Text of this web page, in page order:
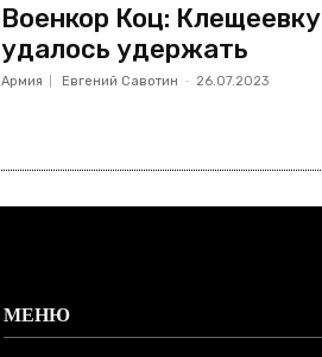
Военкор Коц: Клещеевку
удалось удержать
Армия Евгений Савотин - 26.07.2023
МЕНЮ